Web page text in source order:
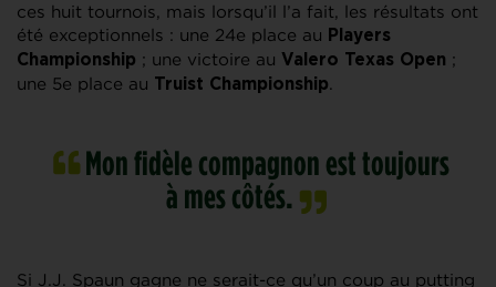
ces huit tournois, mais lorsqu’il l’a fait, les résultats ont
été exceptionnels : une 24e place au Players
Championship ; une victoire au Valero Texas Open ;
une 5e place au
Truist Championship.
Mon fidèle compagnon est toujours
à mes côtés.
Si J.J. Spaun gagne ne serait-ce qu’un coup au putting